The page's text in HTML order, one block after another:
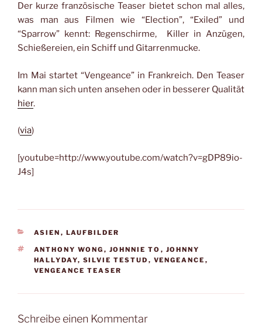
Der kurze französische Teaser bietet schon mal alles,
was man aus Filmen wie “Election”, “Exiled” und
“Sparrow” kennt: Regenschirme, Killer in Anzügen,
Schießereien, ein Schiff und Gitarrenmucke.
Im Mai startet “Vengeance” in Frankreich. Den Teaser
kann man sich unten ansehen oder in besserer Qualität
hier.
(via)
[youtube=http://www.youtube.com/watch?v=gDP89io-
J4s]
KATEGORIEN
ASIEN , LAUFBILDER
SCHLAGWÖRTER
ANTHONY WONG , JOHNNIE TO , JOHNNY
HALLYDAY, SILVIE TESTUD , VENGEANCE ,
VENGEANCE TEASER
Schreibe einen Kommentar